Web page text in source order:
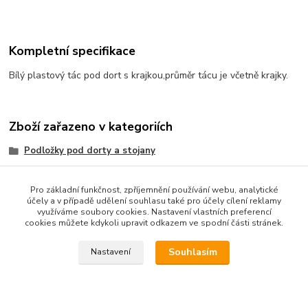
Kompletní specifikace
Bílý plastový tác pod dort s krajkou,průměr tácu je včetně krajky.
Zboží zařazeno v kategoriích
Podložky pod dorty a stojany
vystavit kupujícímu účtenku. Zároveň je povinen zaevidovat
přijatou tržbu u správce daně online; v případě technického
Pro základní funkčnost, zpříjemnění používání webu, analytické
účely a v případě udělení souhlasu také pro účely cílení reklamy
využíváme soubory cookies. Nastavení vlastních preferencí
cookies můžete kdykoli upravit odkazem ve spodní části stránek.
Nastavení Souhlasím